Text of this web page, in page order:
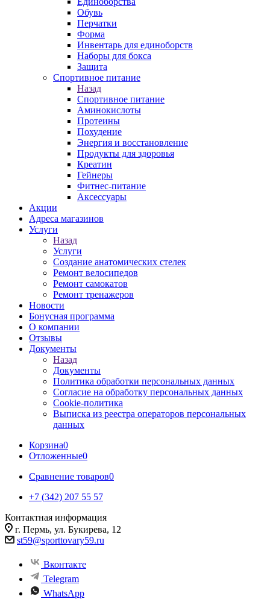
Обувь
Перчатки
Форма
Инвентарь для единоборств
Наборы для бокса
Защита
Спортивное питание
Назад
Спортивное питание
Аминокислоты
Протеины
Похудение
Энергия и восстановление
Продукты для здоровья
Креатин
Гейнеры
Фитнес-питание
Аксессуары
Акции
Адреса магазинов
Услуги
Назад
Услуги
Создание анатомических стелек
Ремонт велосипедов
Ремонт самокатов
Ремонт тренажеров
Новости
Бонусная программа
О компании
Отзывы
Документы
Назад
Документы
Политика обработки персональных данных
Согласие на обработку персональных данных
Cookie-политика
Выписка из реестра операторов персональных
данных
Корзина0
Отложенные0
Сравнение товаров0
+7 (342) 207 55 57
Контактная информация
г. Пермь, ул. Букирева, 12
st59@sporttovary59.ru
Вконтакте
Telegram
WhatsApp